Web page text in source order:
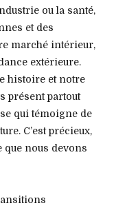
ou la santé,
et des
marché intérieur,
extérieure.
histoire et notre
présent partout
qui témoigne de
C’est précieux,
que nous devons